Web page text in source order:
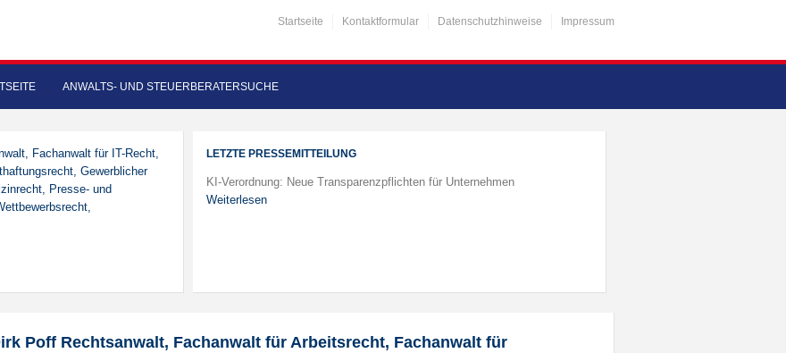
Startseite Kontaktformular Datenschutzhinweise Impressum
ANWALTS- UND STEUERBERATERSUCHE
Fachanwalt für IT-Recht,
Gewerblicher
Presse- und
LETZTE PRESSEMITTEILUNG
KI-Verordnung: Neue Transparenzpflichten für Unternehmen
Weiterlesen
Poff Rechtsanwalt, Fachanwalt für Arbeitsrecht, Fachanwalt für